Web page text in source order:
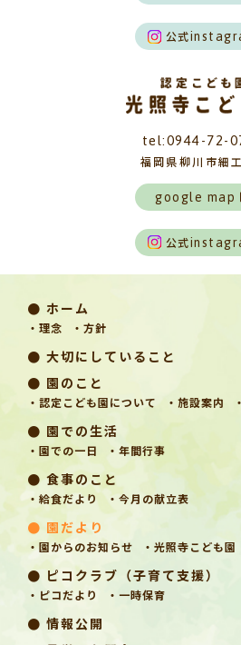
公式
tel:0944-72-
福岡県柳川市細
google map
公式
● ホーム
・理念 ・方針
● 大切にしていること
● 園のこと
・認定こども園について ・施設案内
● 園での生活
・園での一日 ・年間行事
● 食事のこと
・給食だより ・今月の献立表
● 園だより
・園からのお知らせ ・光照寺こども園
● ピコクラブ（子育て支援）
・ピコだより ・一時保育
● 情報公開